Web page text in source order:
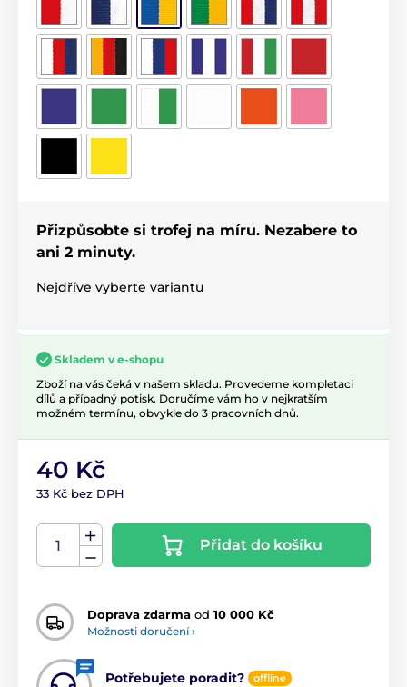
Přizpůsobte si trofej na míru. Nezabere to
ani 2 minuty.
Nejdříve vyberte variantu
Skladem v e-shopu
Zboží na vás čeká v našem skladu. Provedeme kompletaci
dílů a případný potisk. Doručíme vám ho v nejkratším
možném termínu, obvykle do 3 pracovních dnů.
40 Kč
33 Kč bez DPH
Přidat do košíku
Doprava zdarma od 10 000 Kč
Možnosti doručení ›
Potřebujete poradit? offline